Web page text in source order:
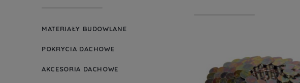
MATERIAŁY BUDOWLANE
POKRYCIA DACHOWE
AKCESORIA DACHOWE